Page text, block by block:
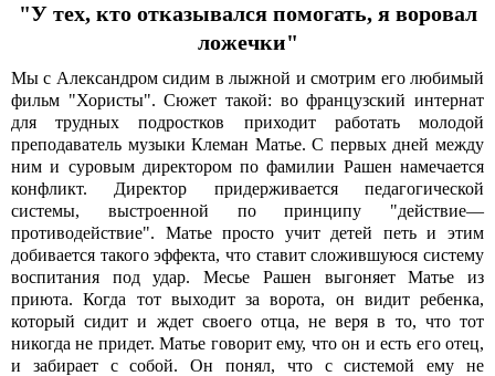
"У тех, кто отказывался помогать, я воровал
ложечки"
Мы с Александром сидим в лыжной и смотрим его любимый
фильм "Хористы". Сюжет такой: во французский интернат
для трудных подростков приходит работать молодой
преподаватель музыки Клеман Матье. С первых дней между
ним и суровым директором по фамилии Рашен намечается
конфликт. Директор придерживается педагогической
системы, выстроенной по принципу "действие—
противодействие". Матье просто учит детей петь и этим
добивается такого эффекта, что ставит сложившуюся систему
воспитания под удар. Месье Рашен выгоняет Матье из
приюта. Когда тот выходит за ворота, он видит ребенка,
который сидит и ждет своего отца, не веря в то, что тот
никогда не придет. Матье говорит ему, что он и есть его отец,
и забирает с собой. Он понял, что с системой ему не